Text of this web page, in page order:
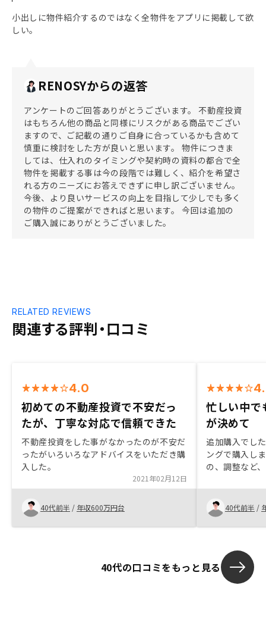
小出しに物件紹介するのではなく全物件をアプリに掲載して欲
しい。
RENOSYからの返答
アンケートのご回答ありがとうございます。 不動産投資
はもちろん他の商品と同様にリスクがある商品でござい
ますので、ご記載の通りご自身に合っているかも含めて
慎重に検討をした方が良いと思います。 物件につきま
しては、仕入れのタイミングや契約時の資料の都合で全
物件を掲載する事は今の段階では難しく、紹介を希望さ
れる方のニーズにお答えできずに申し訳ございません。
今後、より良いサービスの向上を目指して少しでも多く
の物件のご提案ができればと思います。 今回は追加の
ご購入誠にありがとうございました。
関連する評判・口コミ
RELATED REVIEWS
4.0
初めての不動産投資で不安だっ
たが、丁寧な対応で信頼できた
不動産投資をした事がなかったのが不安だ
ったがいろいろなアドバイスをいただき購
入した。
2021年02月12日
40代前半 / 年収600万円台
忙しい中で
が決めて
追加購入でし
ングで購入し
の、調整など
て、お任せで
間をあまりか
れる点が良か
40代前半 /
40代の口コミをもっと見る